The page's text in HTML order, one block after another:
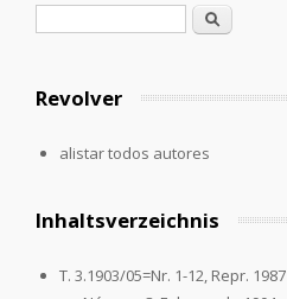
Formulario de búsqueda
Buscar
Revolver
alistar todos autores
Inhaltsverzeichnis
T. 3.1903/05=Nr. 1-12, Repr. 1987